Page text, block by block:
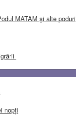
MATAM şi alte poduri
nopți